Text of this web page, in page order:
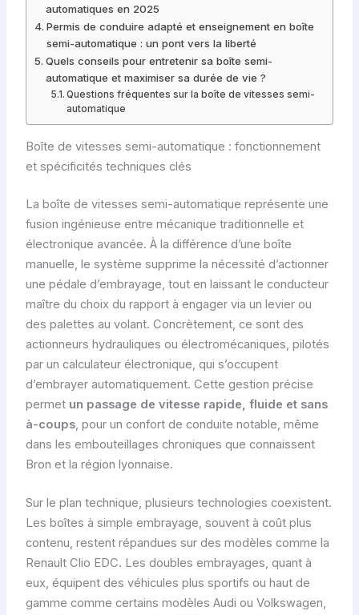
automatiques en 2025
Permis de conduire adapté et enseignement en boîte
semi-automatique : un pont vers la liberté
Quels conseils pour entretenir sa boîte semi-
automatique et maximiser sa durée de vie ?
Questions fréquentes sur la boîte de vitesses semi-
automatique
Boîte de vitesses semi-automatique : fonctionnement
et spécificités techniques clés
La boîte de vitesses semi-automatique représente une
fusion ingénieuse entre mécanique traditionnelle et
électronique avancée. À la différence d’une boîte
manuelle, le système supprime la nécessité d’actionner
une pédale d’embrayage, tout en laissant le conducteur
maître du choix du rapport à engager via un levier ou
des palettes au volant. Concrètement, ce sont des
actionneurs hydrauliques ou électromécaniques, pilotés
par un calculateur électronique, qui s’occupent
d’embrayer automatiquement. Cette gestion précise
permet un passage de vitesse rapide, fluide et sans
à-coups, pour un confort de conduite notable, même
dans les embouteillages chroniques que connaissent
Bron et la région lyonnaise.
Sur le plan technique, plusieurs technologies coexistent.
Les boîtes à simple embrayage, souvent à coût plus
contenu, restent répandues sur des modèles comme la
Renault Clio EDC. Les doubles embrayages, quant à
eux, équipent des véhicules plus sportifs ou haut de
gamme comme certains modèles Audi ou Volkswagen,